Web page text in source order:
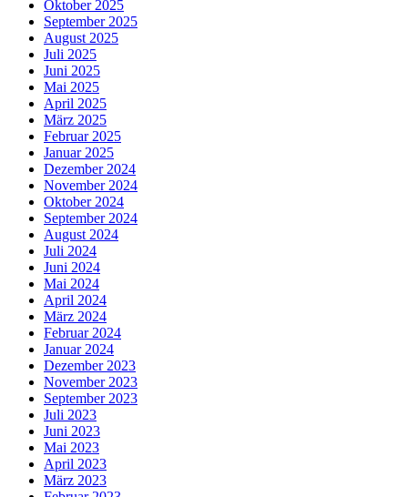
Oktober 2025
September 2025
August 2025
Juli 2025
Juni 2025
Mai 2025
April 2025
März 2025
Februar 2025
Januar 2025
Dezember 2024
November 2024
Oktober 2024
September 2024
August 2024
Juli 2024
Juni 2024
Mai 2024
April 2024
März 2024
Februar 2024
Januar 2024
Dezember 2023
November 2023
September 2023
Juli 2023
Juni 2023
Mai 2023
April 2023
März 2023